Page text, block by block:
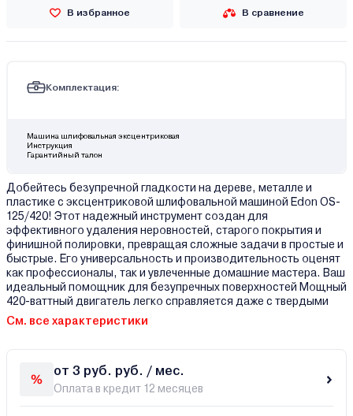
В избранное В сравнение
Комплектация:
Машина шлифовальная эксцентриковая
Инструкция
Гарантийный талон
Добейтесь безупречной гладкости на дереве, металле и
пластике с эксцентриковой шлифовальной машиной Edon OS-
125/420! Этот надежный инструмент создан для
эффективного удаления неровностей, старого покрытия и
финишной полировки, превращая сложные задачи в простые и
быстрые. Его универсальность и производительность оценят
как профессионалы, так и увлеченные домашние мастера. Ваш
идеальный помощник для безупречных поверхностей Мощный
420-ваттный двигатель легко справляется даже с твердыми
См. все характеристики
от 3 руб. руб. / мес.
Оплата в кредит 12 месяцев